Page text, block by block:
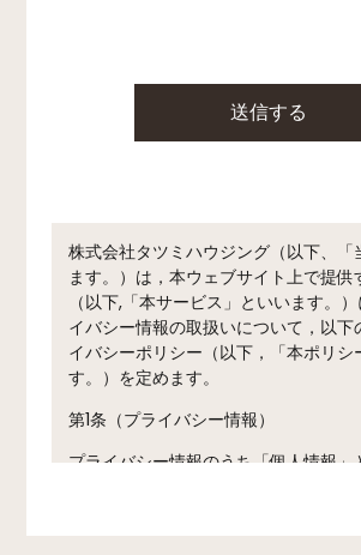
株式会社タツミハウジング（以下、「
ます。）は，本ウェブサイト上で提供
（以下,「本サービス」といいます。
イバシー情報の取扱いについて，以下
イバシーポリシー（以下，「本ポリシ
す。）を定めます。
第1条（プライバシー情報）
プライバシー情報のうち「個人情報」
る氏名，生年月日，住所，電話番号，